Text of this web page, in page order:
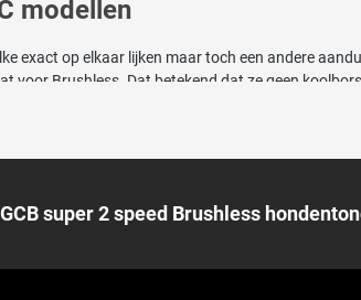
modellen
exact op elkaar lijken maar toch een andere
voor Brushless. Dat betekend dat ze geen
eigenlijk de ideale snelheid voor de gemiddelde
super 2 speed Brushless